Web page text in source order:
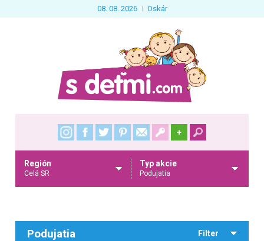
08. 08. 2026 Oskár
+
Región
Celá SR
Typ akcie
Podujatia
Podujatia Filter